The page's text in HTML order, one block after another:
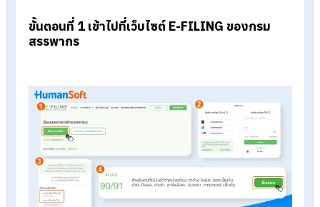
ผู้ที่จะทำการยื่นภาษีออนไลน์จะต้องเตรียมเอกสารที่ใช้สำหรับการ
เอกสารแสดงรายได้ หรือหนังสือรับรองการหัก ณ ที่จ่าย
มาตรา 50 ทวิ แห่งประมวลรัษฎากร(ใบ 50 ทวิ )
รายการลดหย่อนภาษีที่รวบรวมไว้ตลอดทั้งปี
เอกสารประกอบการลดหย่อนภาษี เพื่อนำมาใช้ในการกรอกแ
ฟอร์มการยื่นภาษี เช่น จำนวนเงินที่ซื้อกองทุนลดหย่อนภาษี เบี้
ประกันชีวิต เป็นต้น